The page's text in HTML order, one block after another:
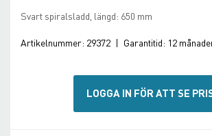
Svart spiralsladd, längd: 650 mm
Artikelnummer: 29372 | Garantitid: 12
LOGGA IN FÖR ATT SE